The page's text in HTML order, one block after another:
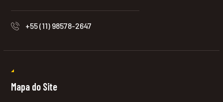
+55 (11) 98578-2647
Mapa do Site